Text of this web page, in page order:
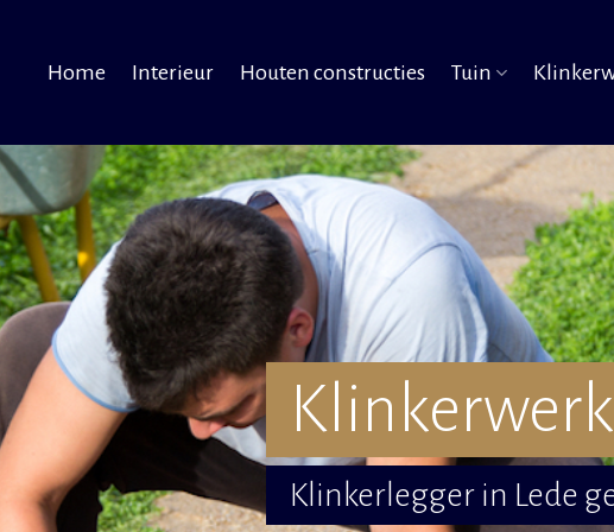
Home Interieur Houten constructies Tuin
Klinkerlegger in Lede